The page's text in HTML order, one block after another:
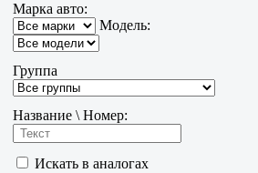
Марка авто:
Модель:
Группа
Название \ Номер:
Искать в аналогах